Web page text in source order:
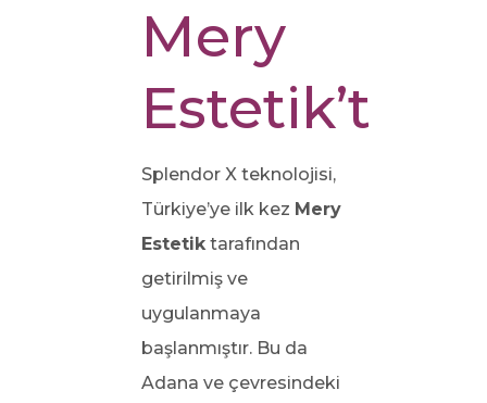
Mery
Estetik’te
Splendor X teknolojisi,
Türkiye’ye ilk kez Mery
Estetiktarafından
getirilmiş ve
uygulanmaya
başlanmıştır. Bu da
Adana ve çevresindeki